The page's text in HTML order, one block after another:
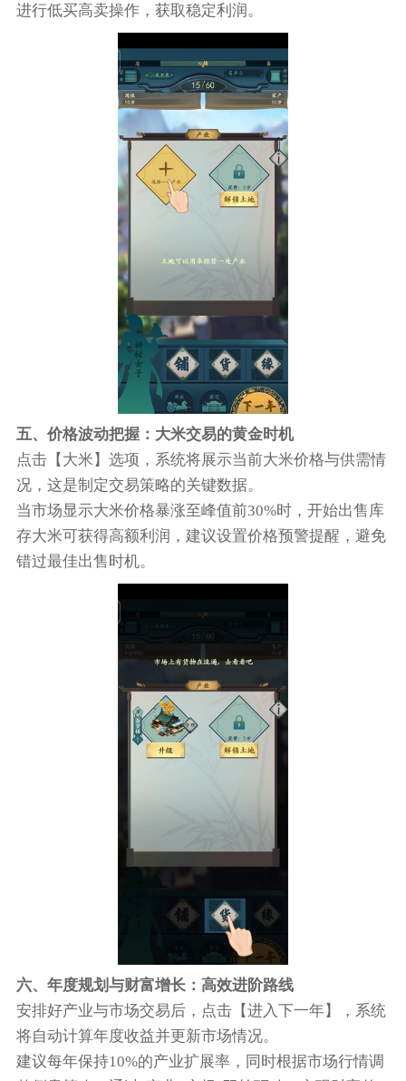
进行低买高卖操作，获取稳定利润。
五、价格波动把握：大米交易的黄金时机
点击【大米】选项，系统将展示当前大米价格与供需情
况，这是制定交易策略的关键数据。
当市场显示大米价格暴涨至峰值前30%时，开始出售库
存大米可获得高额利润，建议设置价格预警提醒，避免
错过最佳出售时机。
六、年度规划与财富增长：高效进阶路线
安排好产业与市场交易后，点击【进入下一年】，系统
将自动计算年度收益并更新市场情况。
建议每年保持10%的产业扩展率，同时根据市场行情调